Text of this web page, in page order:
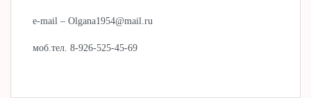
e-mail – Olgana1954@mail.ru
моб.тел. 8-926-525-45-69